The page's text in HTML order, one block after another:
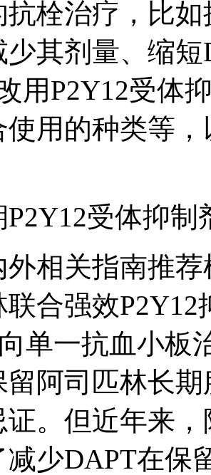
栓治疗，比
其剂量、缩
用P2Y12受体
使用的种类等
受体抑制
外相关指南推
联合强效
单一抗血小板
留阿司匹林长
证。但近年来
减少DAPT在保